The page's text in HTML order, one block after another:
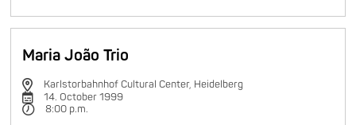
Maria João Trio
Karlstorbahnhof Cultural Center, Heidelberg
14. October 1999
8:00 p.m.